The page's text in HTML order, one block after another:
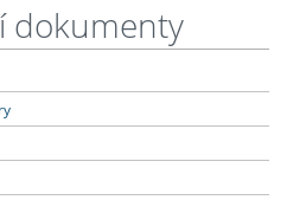
dokumenty